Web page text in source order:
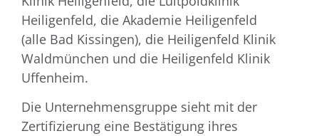
Heiligenfeld, die Akademie Heiligenfeld
(alle Bad Kissingen), die Heiligenfeld Klinik
Waldmünchen und die Heiligenfeld Klinik
Uffenheim.
Die Unternehmensgruppe sieht mit der
Zertifizierung eine Bestätigung ihres